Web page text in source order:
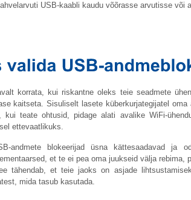
USB-kaabli kaudu võõrasse arvutisse või
korrata, kui riskantne oleks teie seadmete
kaitseta. Sisuliselt lasete küberkurjategijatel oma
kui teate ohtusid, pidage alati avalike WiFi-
ettevaatlikuks.
andmete blokeerijad üsna kättesaadavad ja
et te ei pea oma juukseid välja rebima,
tähendab, et teie jaoks on asjade
mida tasub kasutada.